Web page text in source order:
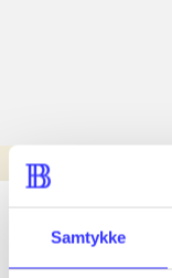
Samtykke
Nyhed